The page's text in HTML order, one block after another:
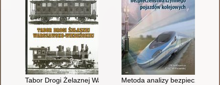
Tabor Drogi Żelaznej Warszawsko-Wiedeńskiej
Metoda analizy